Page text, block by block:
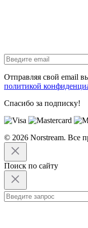
Отправляя свой email
политикой
Спасибо за подписку!
© 2026 Norstream. Все
Поиск по сайту